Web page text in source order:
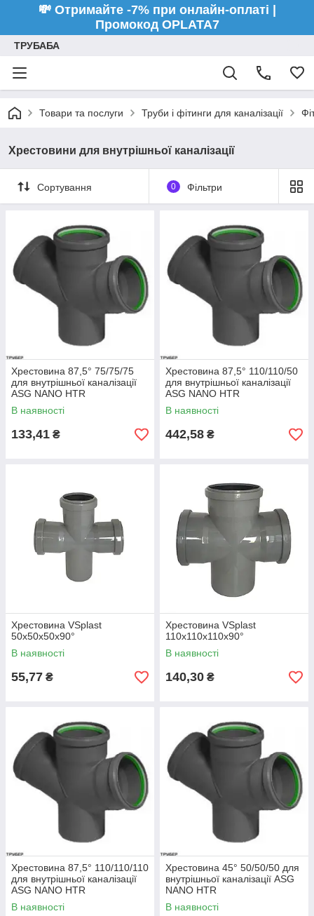
💸 Отримайте -7% при онлайн-оплаті |
Промокод OPLATA7
ТРУБАБА
Товари та послуги Труби і фітинги для каналізації
Хрестовини для внутрішньої каналізації
Сортування 0 Фільтри
Хрестовина 87,5° 75/75/75
для внутрішньої каналізації
ASG NANO HTR
В наявності
133,41 ₴
Хрестовина 87,5° 110/110/50
для внутрішньої каналізації
ASG NANO HTR
В наявності
442,58 ₴
Хрестовина VSplast
50х50х50х90°
В наявності
55,77 ₴
Хрестовина VSplast
110х110х110х90°
В наявності
140,30 ₴
Хрестовина 87,5° 110/110/110
для внутрішньої каналізації
ASG NANO HTR
В наявності
Хрестовина 45° 50/50/50 для
внутрішньої каналізації ASG
NANO HTR
В наявності